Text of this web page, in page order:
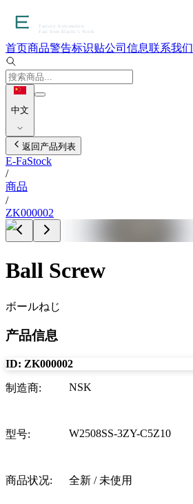
首页商品警告标识贴公司信息联系我们
中文
返回产品列表
E-FaStock
/
商品
/
ZK000002
Ball Screw
ボールねじ
产品信息
ID: ZK000002
制造商: NSK
型号: W2508SS-3ZY-C5Z10
商品状况: 全新 / 未使用